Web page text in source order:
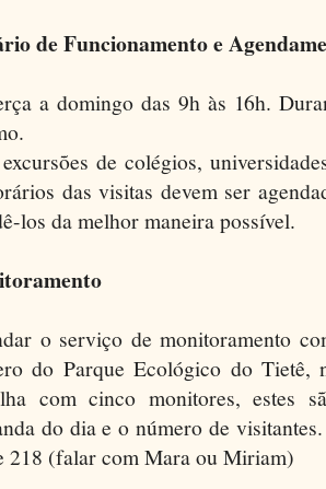
de Funcionamento e
a domingo das 9h às 16h.
de colégios,
das visitas devem ser
los da melhor maneira possível.
o serviço de monitoramento
do Parque Ecológico do Tietê,
com cinco monitores, estes
do dia e o número de
218 (falar com Mara ou Miriam)